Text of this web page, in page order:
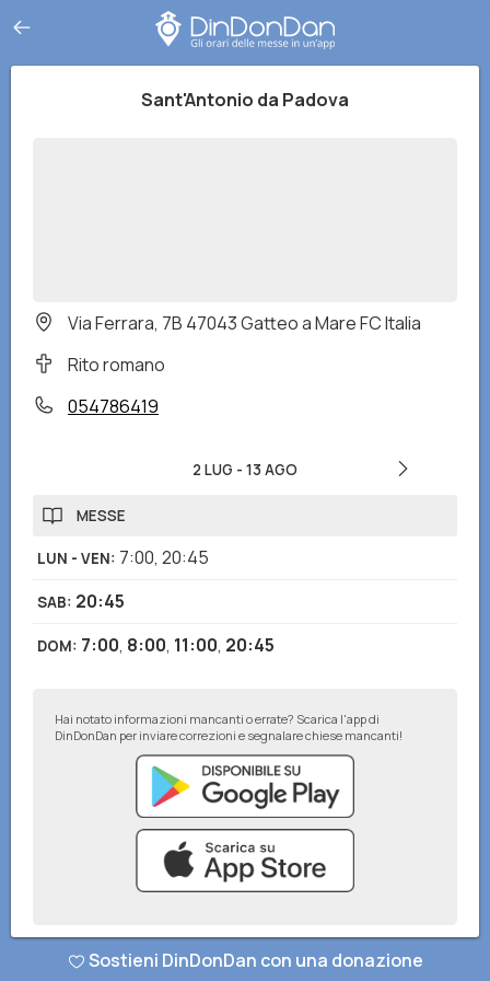
Sant'Antonio da Padova
Via Ferrara, 7B 47043 Gatteo a Mare FC Italia
Rito romano
054786419
2 LUG - 13 AGO
MESSE
LUN - VEN: 7:00, 20:45
SAB: 20:45
DOM: 7:00, 8:00, 11:00, 20:45
Hai notato informazioni mancanti o errate? Scarica l'app di
DinDonDan per inviare correzioni e segnalare chiese mancanti!
© DinDonDan App 2026–Privacy Policy–Inserisci sul tuo sito web
Sostieni DinDonDan con una donazione